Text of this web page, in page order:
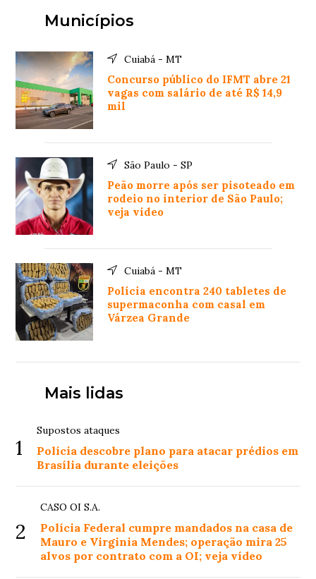
Municípios
Cuiabá - MT
Concurso público do IFMT abre 21
vagas com salário de até R$ 14,9
mil
São Paulo - SP
Peão morre após ser pisoteado em
rodeio no interior de São Paulo;
veja video
Cuiabá - MT
Polícia encontra 240 tabletes de
supermaconha com casal em
Várzea Grande
Mais lidas
1
Supostos ataques
Polícia descobre plano para atacar prédios em
Brasília durante eleições
2
CASO OI S.A.
Polícia Federal cumpre mandados na casa de
Mauro e Virginia Mendes; operação mira 25
alvos por contrato com a OI; veja vídeo